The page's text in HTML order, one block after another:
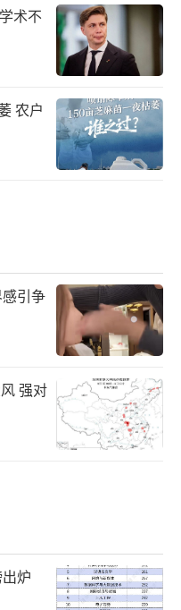
术不
农户
引争
强对
炉